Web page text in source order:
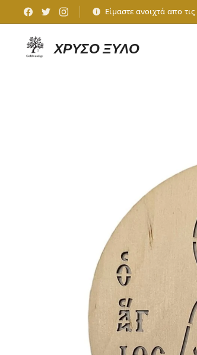
Είμαστε ανοιχτά απο
ΧΡΥΣΟ ΞΥΛΟ